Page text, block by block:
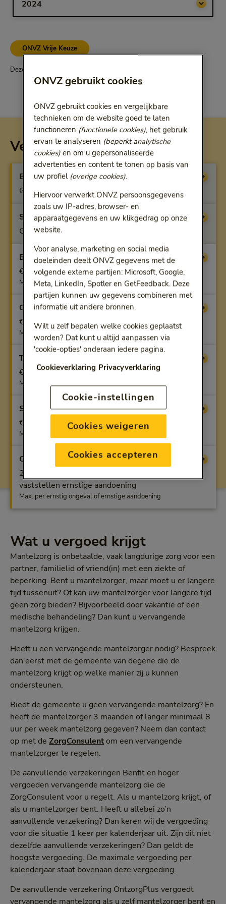
ONVZ Vrije Keuze
Deze vergoeding geldt alleen voor ONVZ Vrije Keuze
Vergoeding per verzekering
Basisverzekering
Geen vergoeding
Startfit Vergoeding
Geen vergoeding
Benfit Vergoeding
€ 800
Max. per kalenderjaar, via ZorgConsulent
Optifit
€ 1.200
Max. per kalenderjaar, via ZorgConsulent
Topfit
€ 2.000
Max. per kalenderjaar, via ZorgConsulent
Superfit Vergoeding
€ 2.500
Max. per kalenderjaar, via ZorgConsulent
OntzorgPlus Vergoeding
2 weken, bij spoedopname na ernstig ongeval of
vaststellen ernstige aandoening
Max. per ernstig ongeval of ernstige aandoening
Wat u vergoed krijgt
Mantelzorg is onbetaalde, vaak langdurige zorg voor een
partner, familielid of vriend(in) met een ziekte of
beperking. Bent u mantelzorger, maar moet u er langere
tijd tussenuit? Of kan uw mantelzorger voor langere tijd
geen zorg bieden? Bijvoorbeeld door vakantie of een
medische behandeling? Dan kunt u vervangende
mantelzorg krijgen.
Heeft u een vervangende mantelzorger nodig? Bespreek
dan eerst met de gemeente van degene die de
mantelzorg krijgt op welke manier zij u kunnen
ondersteunen.
Biedt de gemeente u geen vervangende mantelzorg? En
heeft de mantelzorger 3 maanden of langer minimaal 8
uur per week mantelzorg gegeven? Neem dan contact
op met de ZorgConsulentom een vervangende
mantelzorger te regelen.
De aanvullende verzekeringen Benfit en hoger
vergoeden vervangende mantelzorg die de
ZorgConsulent voor u regelt. Als u mantelzorg krijgt, of
als u mantelzorger bent. Heeft u allebei zo’n
aanvullende verzekering? Dan keren wij de vergoeding
voor die situatie 1 keer per kalenderjaar uit. Zijn dit niet
dezelfde aanvullende verzekeringen? Dan geldt de
hoogste vergoeding. De maximale vergoeding per
kalenderjaar staat bovenaan deze vergoeding.
De aanvullende verzekering OntzorgPlus vergoedt
vervangende mantelzorg als u zelf mantelzorger bent en
ONVZ gebruikt cookies
ONVZ gebruikt cookies en vergelijkbare
technieken om de website goed te laten
functioneren (functionele cookies), het gebruik
ervan te analyseren (beperkt analytische
cookies)en om u gepersonaliseerde
advertenties en content te tonen op basis van
uw profiel (overige cookies).
Hiervoor verwerkt ONVZ persoonsgegevens
zoals uw IP-adres, browser- en
apparaatgegevens en uw klikgedrag op onze
website.
Voor analyse, marketing en social media
doeleinden deelt ONVZ gegevens met de
volgende externe partijen: Microsoft, Google,
Meta, LinkedIn, Spotler en GetFeedback. Deze
partijen kunnen uw gegevens combineren met
informatie uit andere bronnen.
Wilt u zelf bepalen welke cookies geplaatst
worden? Dat kunt u altijd aanpassen via
'cookie-opties' onderaan iedere pagina.
Cookieverklaring Privacyverklaring
Cookie-instellingen
Cookies weigeren
Cookies accepteren